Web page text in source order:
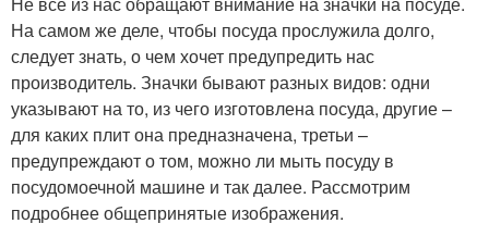
На самом же деле, чтобы посуда прослужила долго,
следует знать, о чем хочет предупредить нас
производитель. Значки бывают разных видов: одни
указывают на то, из чего изготовлена посуда, другие –
для каких плит она предназначена, третьи –
предупреждают о том, можно ли мыть посуду в
посудомоечной машине и так далее. Рассмотрим
подробнее общепринятые изображения.